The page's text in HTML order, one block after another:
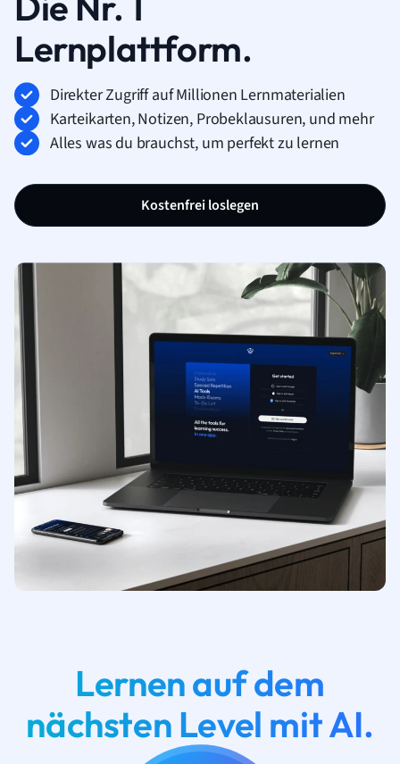
Lernplattform.
Direkter Zugriff auf Millionen Lernmaterialien
Karteikarten, Notizen, Probeklausuren, und mehr
Alles was du brauchst, um perfekt zu lernen
Kostenfrei loslegen
Lernen auf dem
nächsten Level mit AI.